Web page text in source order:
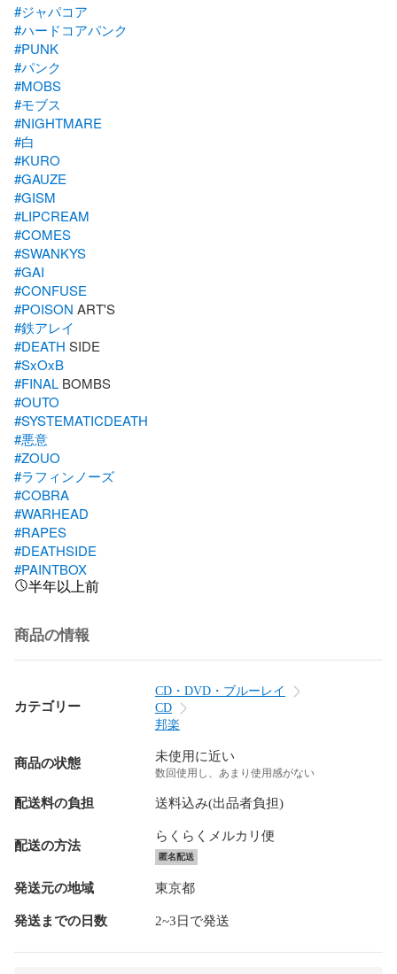
#ジャパコア
#ハードコアパンク
#PUNK
#パンク
#MOBS
#モブス
#NIGHTMARE
#白
#KURO
#GAUZE
#GISM
#LIPCREAM
#COMES
#SWANKYS
#GAI
#CONFUSE
#POISON
#鉄アレイ
#DEATH
#SxOxB
#FINAL
#OUTO
#SYSTEMATICDEATH
#悪意
#ZOUO
#ラフィンノーズ
#COBRA
#WARHEAD
#RAPES
#DEATHSIDE
#PAINTBOX
半年以上前
商品の情報
カテゴリー
CD・DVD・ブルーレイ
CD
邦楽
商品の状態 未使用に近い
数回使用し、あまり使用感がない
配送料の負担 送料込み(出品者負担)
配送の方法
らくらくメルカリ便
匿名配送
発送元の地域 東京都
発送までの日数 2~3日で発送